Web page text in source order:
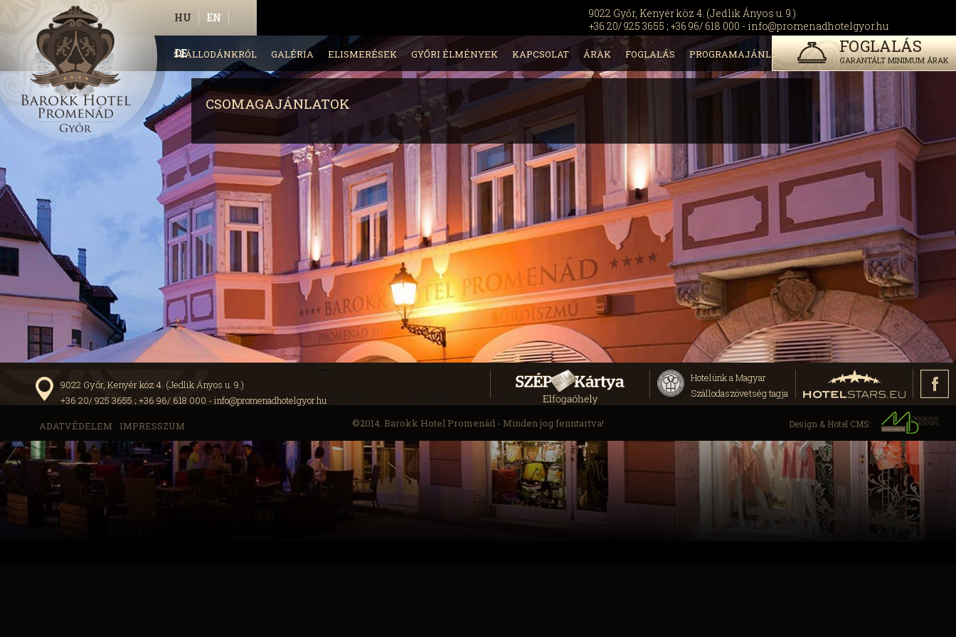
9022 Győr, Kenyér köz 4. (Jedlik Ányos u. 9.)
+36 20/ 925 3655 ; +36 96/ 618 000 - info@promenadhotelgyor.hu
FOGLALÁS
GARANTÁLT MINIMUM ÁRAK
HU EN
DE
SZÁLLODÁNKRÓL GALÉRIA ELISMERÉSEK GYŐRI ÉLMÉNYEK KAPCSOLAT ÁRAK FOGLALÁS PROGRAMAJÁNLÓ
CSOMAGAJÁNLATOK
9022 Győr, Kenyér köz 4. (Jedlik Ányos u. 9.)
+36 20/ 925 3655 ; +36 96/ 618 000 - info@promenadhotelgyor.hu
©2014. Barokk Hotel Promenád - Minden jog fenntartva!
ADATVÉDELEM IMPRESSZUM
Hotelünk a Magyar
Szállodaszövetség tagja
Design & Hotel CMS: